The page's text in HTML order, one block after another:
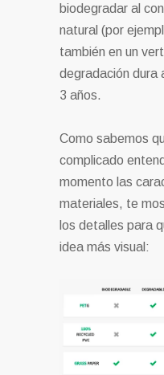
biodegradar al
natural (por
también en un
degradación dura
3 años.
Como sabemos
complicado
momento las
materiales, te
los detalles para
idea más visual: